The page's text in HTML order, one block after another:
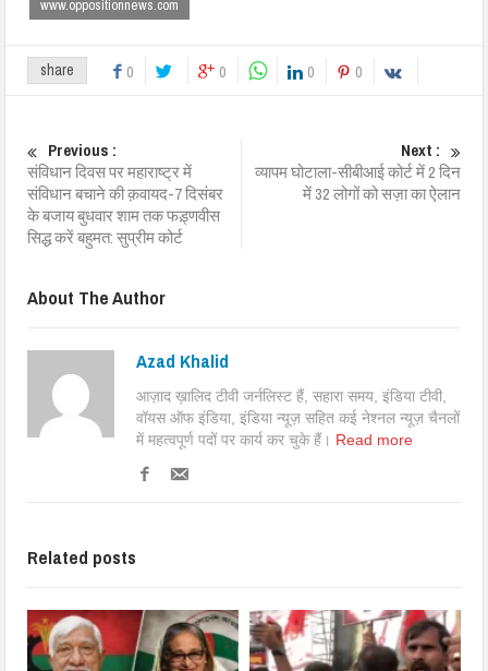
www.oppositionnews.com
share 0 0 0 0
Previous :
संविधान दिवस पर महाराष्ट्र में
संविधान बचाने की क़वायद-7 दिसंबर
के बजाय बुधवार शाम तक फड़्णवीस
सिद्ध करें बहुमत: सुप्रीम कोर्ट
Next :
व्यापम घोटाला-सीबीआई कोर्ट में 2 दिन
में 32 लोगों को सज़ा का ऐलान
About The Author
Azad Khalid
आज़ाद ख़ालिद टीवी जर्नलिस्ट हैं, सहारा समय, इंडिया टीवी,
वॉयस ऑफ इंडिया, इंडिया न्यूज़ सहित कई नेश्नल न्यूज़ चैनलों
में महत्वपूर्ण पदों पर कार्य कर चुके हैं। Read more
Related posts